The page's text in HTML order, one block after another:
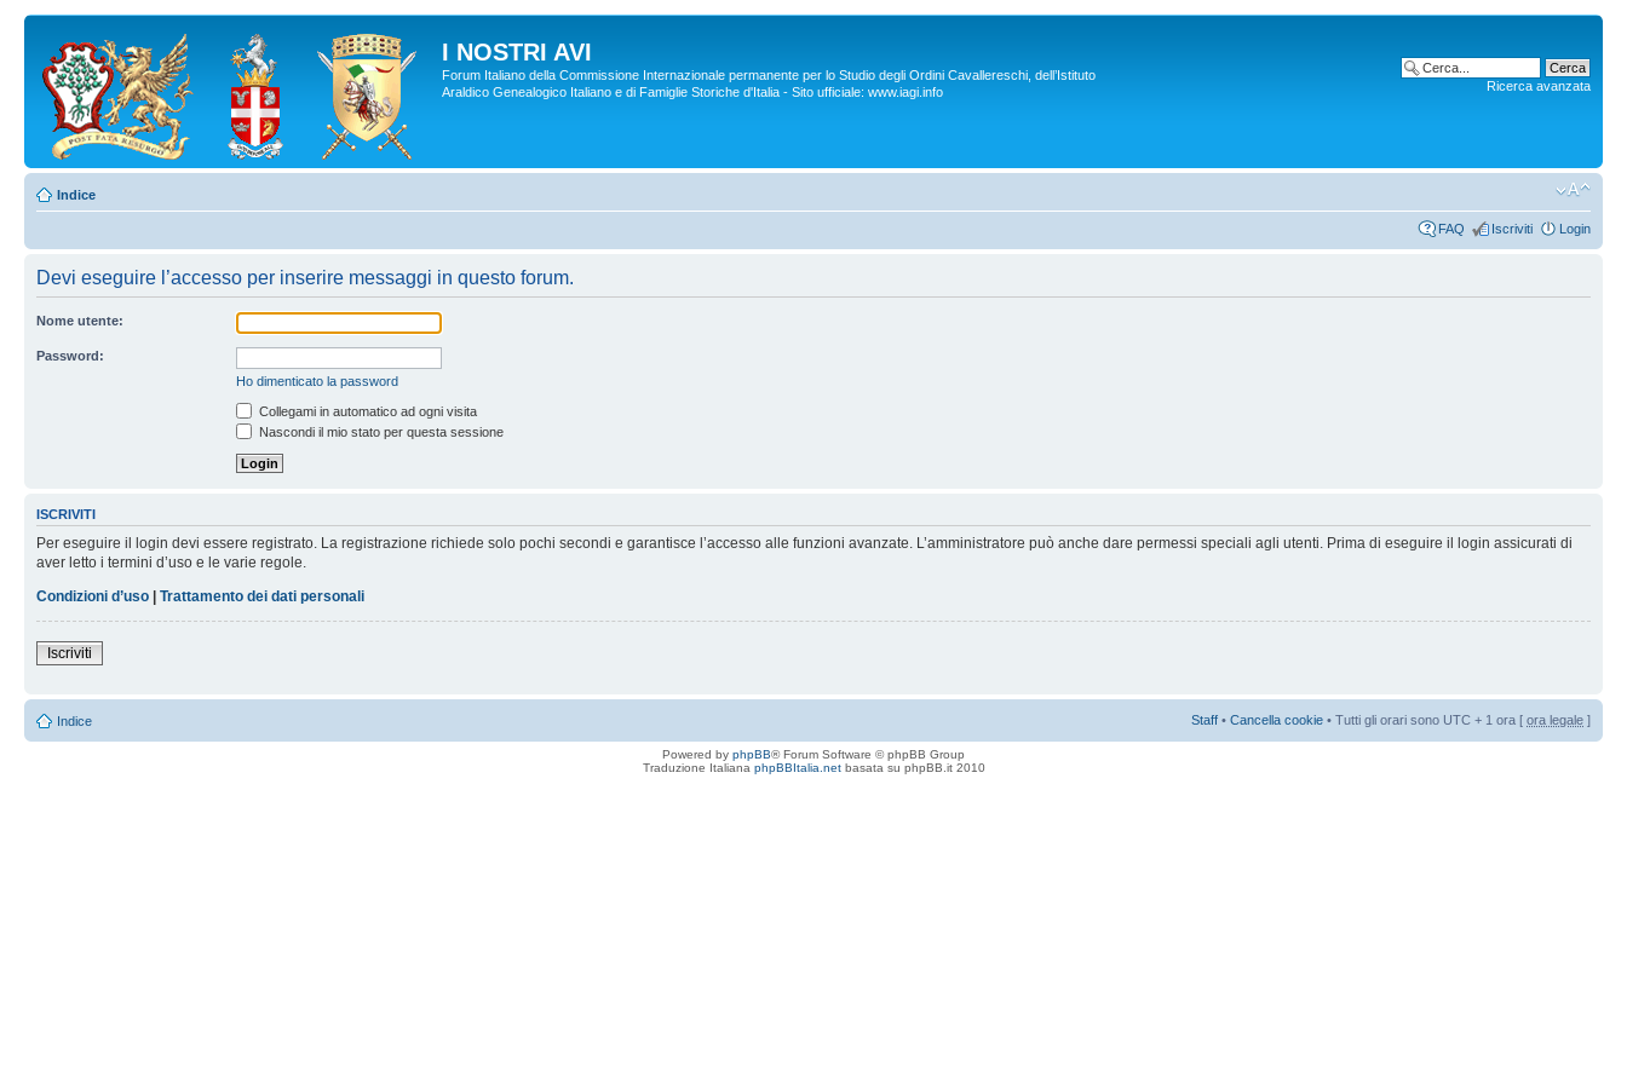
I NOSTRI AVI
Forum Italiano della Commissione Internazionale permanente per lo Studio degli Ordini Cavallereschi, dell’Istituto
Araldico Genealogico Italiano e di Famiglie Storiche d'Italia - Sito ufficiale: www.iagi.info
Ricerca avanzata
Indice
FAQ Iscriviti Login
Devi eseguire l’accesso per inserire messaggi in questo forum.
Nome utente:
Password:
Ho dimenticato la password
Collegami in automatico ad ogni visita
Nascondi il mio stato per questa sessione
ISCRIVITI
Per eseguire il login devi essere registrato. La registrazione richiede solo pochi secondi e garantisce l’accesso alle funzioni avanzate. L’amministratore può anche dare permessi speciali agli utenti. Prima di eseguire il login assicurati di
aver letto i termini d’uso e le varie regole.
Condizioni d’uso | Trattamento dei dati personali
Iscriviti
Indice Staff • Cancella cookie • Tutti gli orari sono UTC + 1 ora [ ora legale ]
Powered by phpBB® Forum Software © phpBB Group
Traduzione Italiana phpBBItalia.netbasata su phpBB.it 2010